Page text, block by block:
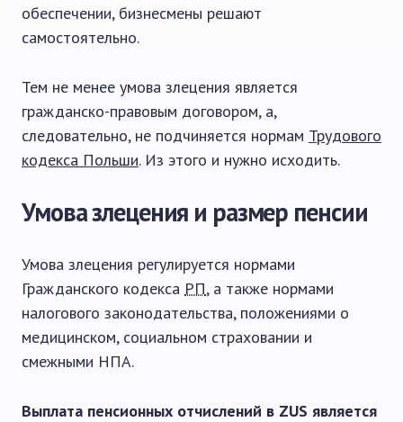
обеспечении, бизнесмены решают
самостоятельно.
Тем не менее умова злецения является
гражданско-правовым договором, а,
следовательно, не подчиняется нормам Трудового
кодекса Польши. Из этого и нужно исходить.
Умова злецения и размер пенсии
Умова злецения регулируется нормами
Гражданского кодекса РП, а также нормами
налогового законодательства, положениями о
медицинском, социальном страховании и
смежными НПА.
Выплата пенсионных отчислений в ZUS является